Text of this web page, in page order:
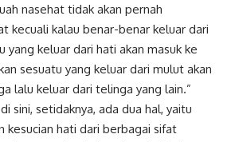
nasehat tidak akan pernah
kecuali kalau benar-benar keluar dari
yang keluar dari hati akan masuk ke
sesuatu yang keluar dari mulut akan
lalu keluar dari telinga yang lain.”
sini, setidaknya, ada dua hal, yaitu
kesucian hati dari berbagai sifat